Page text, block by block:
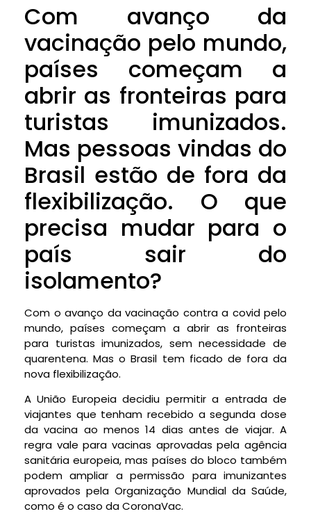
Com avanço da
vacinação pelo mundo,
países começam a
abrir as fronteiras para
turistas imunizados.
Mas pessoas vindas do
Brasil estão de fora da
flexibilização. O que
precisa mudar para o
país sair do
isolamento?
Com o avanço da vacinação contra a covid pelo
mundo, países começam a abrir as fronteiras
para turistas imunizados, sem necessidade de
quarentena. Mas o Brasil tem ficado de fora da
nova flexibilização.
A União Europeia decidiu permitir a entrada de
viajantes que tenham recebido a segunda dose
da vacina ao menos 14 dias antes de viajar. A
regra vale para vacinas aprovadas pela agência
sanitária europeia, mas países do bloco também
podem ampliar a permissão para imunizantes
aprovados pela Organização Mundial da Saúde,
como é o caso da CoronaVac.